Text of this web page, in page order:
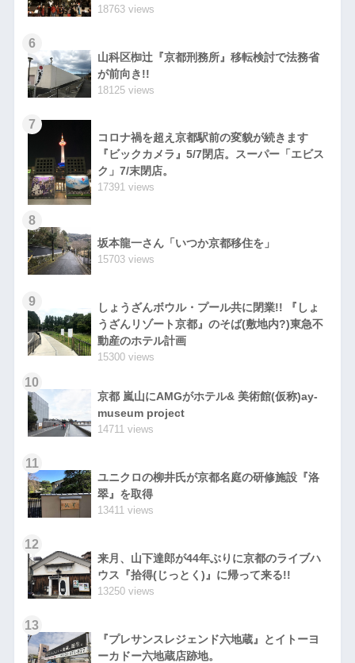
18763 views
6
山科区椥辻『京都刑務所』移転検討で法務省
が前向き!!
18125 views
7
コロナ禍を超え京都駅前の変貌が続きます
『ビックカメラ』5/7閉店。スーパー「エビス
ク」7/末閉店。
17391 views
8
坂本龍一さん「いつか京都移住を」
15703 views
9
しょうざんボウル・プール共に閉業!! 『しょ
うざんリゾート京都』のそば(敷地内?)東急不
動産のホテル計画
15300 views
10
京都 嵐山にAMGがホテル& 美術館(仮称)ay-
museum project
14711 views
11
ユニクロの柳井氏が京都名庭の研修施設『洛
翠』を取得
13411 views
12
来月、山下達郎が44年ぶりに京都のライブハ
ウス『拾得(じっとく)』に帰って来る!!
13250 views
13
『プレサンスレジェンド六地蔵』とイトーヨ
ーカドー六地蔵店跡地。